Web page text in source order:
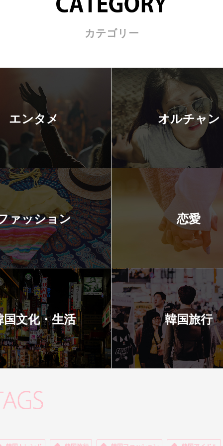
カテゴリー
エンタメ オルチャン
ァッション 恋愛
国文化・生活 韓国旅行